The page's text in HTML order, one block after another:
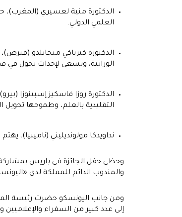
الدكتورة منية لعسيري (المغرب)،
العلمي الدولي.
الدكتورة كيرياكي ميخايلدو
الوراثية، وتسعى لإحداث تحول في
الدكتورة روزا فاسكيز إسبينوزا
التقليدية بالعلم، وطموحها تحويل
نداويدكا مولونديليني (ناميبيا)، يهتم
وحظي حفل الجائزة في باريس بمشاركة
والمندوب الدائم للمملكة لدى
ومن جانب اليونسكو حضرت رئيسة
إلى عدد كبير من السفراء والإعلاميين